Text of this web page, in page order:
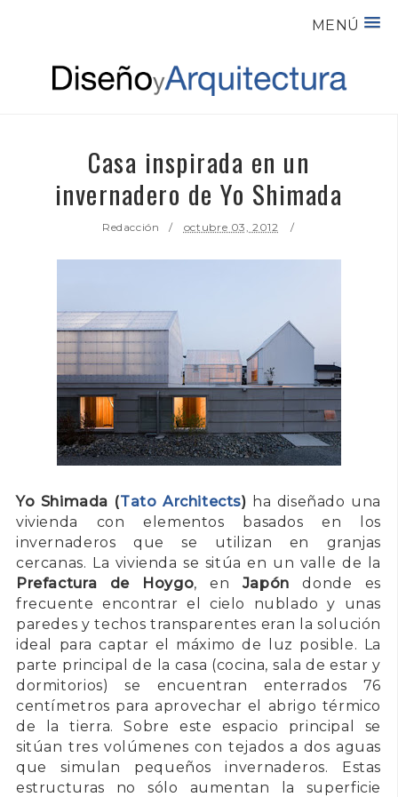
MENÚ
Casa inspirada en un
invernadero de Yo Shimada
Redacción octubre 03, 2012
Yo Shimada (Tato Architects) ha diseñado una
vivienda con elementos basados en los
invernaderos que se utilizan en granjas
cercanas. La vivienda se sitúa en un valle de la
Prefactura de Hoygo, en Japóndonde es
frecuente encontrar el cielo nublado y unas
paredes y techos transparentes eran la solución
ideal para captar el máximo de luz posible. La
parte principal de la casa (cocina, sala de estar y
dormitorios) se encuentran enterrados 76
centímetros para aprovechar el abrigo térmico
de la tierra. Sobre este espacio principal se
sitúan tres volúmenes con tejados a dos aguas
que simulan pequeños invernaderos. Estas
estructuras no sólo aumentan la superficie